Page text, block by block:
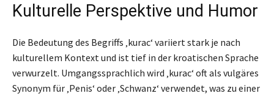
Kulturelle Perspektive und Humor
Die Bedeutung des Begriffs ‚kurac‘ variiert stark je nach
kulturellem Kontext und ist tief in der kroatischen Sprache
verwurzelt. Umgangssprachlich wird ‚kurac‘ oft als vulgäres
Synonym für ‚Penis‘ oder ‚Schwanz‘ verwendet, was zu einer